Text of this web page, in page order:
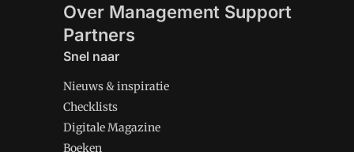
Over Management Support
Partners
Snel naar
Nieuws & inspiratie
Checklists
Digitale Magazine
Boeken